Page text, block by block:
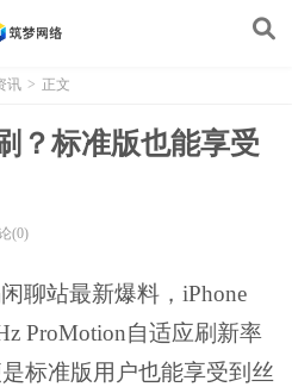
讯 > 正文
？标准版也能享受
(0)
聊站最新爆料，iPhone
ProMotion自适应刷新率
标准版用户也能享受到丝